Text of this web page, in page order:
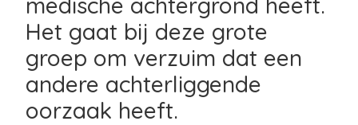
Het gaat bij deze grote
groep om verzuim dat een
andere achterliggende
oorzaak heeft.